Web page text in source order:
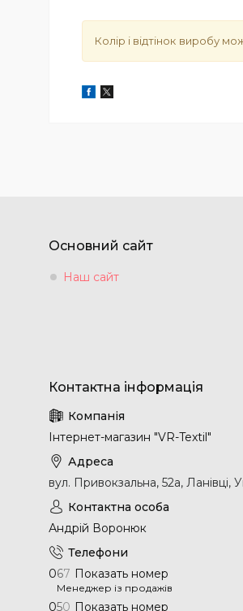
Колір і відтінок виробу
Основний сайт
Наш сайт
Інтернет-магазин "VR-Textil"
вул. Привокзальна, 52а, Ланівці,
Андрій Воронюк
067 Показать номер
Менеджер із продажів
050 Показать номер